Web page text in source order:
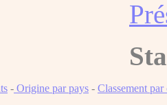
- Origine par pays - Classement par